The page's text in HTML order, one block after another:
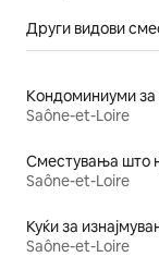
Други видови
Saône-et-Loire
Saône-et-Loire
Куќи за
Saône-et-Loire